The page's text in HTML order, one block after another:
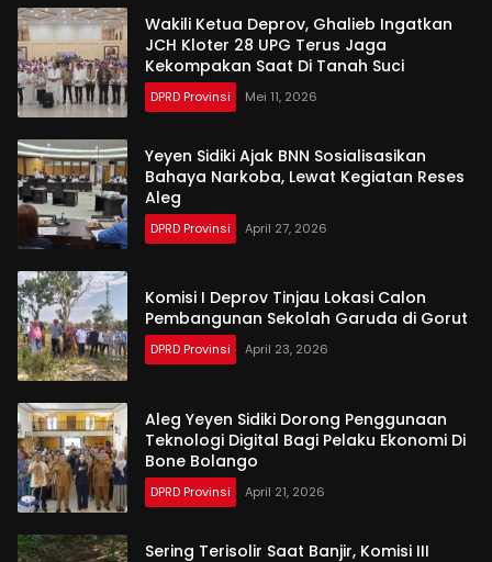
Wakili Ketua Deprov, Ghalieb Ingatkan
JCH Kloter 28 UPG Terus Jaga
Kekompakan Saat Di Tanah Suci
DPRD Provinsi Mei 11, 2026
Yeyen Sidiki Ajak BNN Sosialisasikan
Bahaya Narkoba, Lewat Kegiatan Reses
Aleg
DPRD Provinsi April 27, 2026
Komisi I Deprov Tinjau Lokasi Calon
Pembangunan Sekolah Garuda di Gorut
DPRD Provinsi April 23, 2026
Aleg Yeyen Sidiki Dorong Penggunaan
Teknologi Digital Bagi Pelaku Ekonomi Di
Bone Bolango
DPRD Provinsi April 21, 2026
Sering Terisolir Saat Banjir, Komisi III